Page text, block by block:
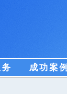
成功案例